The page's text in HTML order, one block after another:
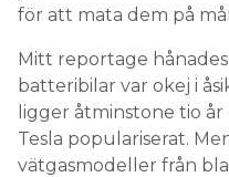
för att mata dem på
Mitt reportage hånades
batteribilar var okej i
ligger åtminstone tio
Tesla populariserat.
vätgasmodeller från